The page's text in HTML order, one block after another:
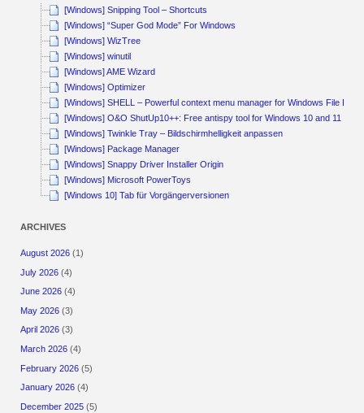
[Windows] Snipping Tool – Shortcuts
[Windows] “Super God Mode” For Windows
[Windows] WizTree
[Windows] winutil
[Windows] AME Wizard
[Windows] Optimizer
[Windows] SHELL – Powerful context menu manager for Windows File
[Windows] O&O ShutUp10++: Free antispy tool for Windows 10 and 11
[Windows] Twinkle Tray – Bildschirmhelligkeit anpassen
[Windows] Package Manager
[Windows] Snappy Driver Installer Origin
[Windows] Microsoft PowerToys
[Windows 10] Tab für Vorgängerversionen
ARCHIVES
August 2026 (1)
July 2026 (4)
June 2026 (4)
May 2026 (3)
April 2026 (3)
March 2026 (4)
February 2026 (5)
January 2026 (4)
December 2025 (5)